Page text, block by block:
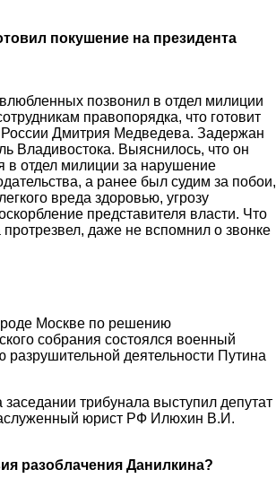
покушение на президента
позвонил в отдел милиции
правопорядка, что готовит
Дмитрия Медведева. Задержан
Владивостока. Выяснилось, что он
в отдел милиции за нарушение
а ранее был судим за побои,
вреда здоровью, угрозу
представителя власти. Что
протрезвел, даже не вспомнил о звонке
Москве по решению
собрания состоялся военный
разрушительной деятельности Путина
трибунала выступил депутат
юрист РФ Илюхин В.И.
разоблачения Данилкина?